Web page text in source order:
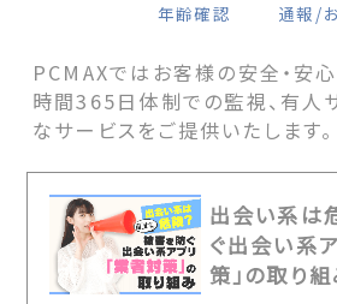
年齢確認 通報/
PCMAXではお客様の安全・安
時間365日体制での監視、有人
なサービスをご提供いたします。
出会い系は
ぐ出会い系
策」の取り